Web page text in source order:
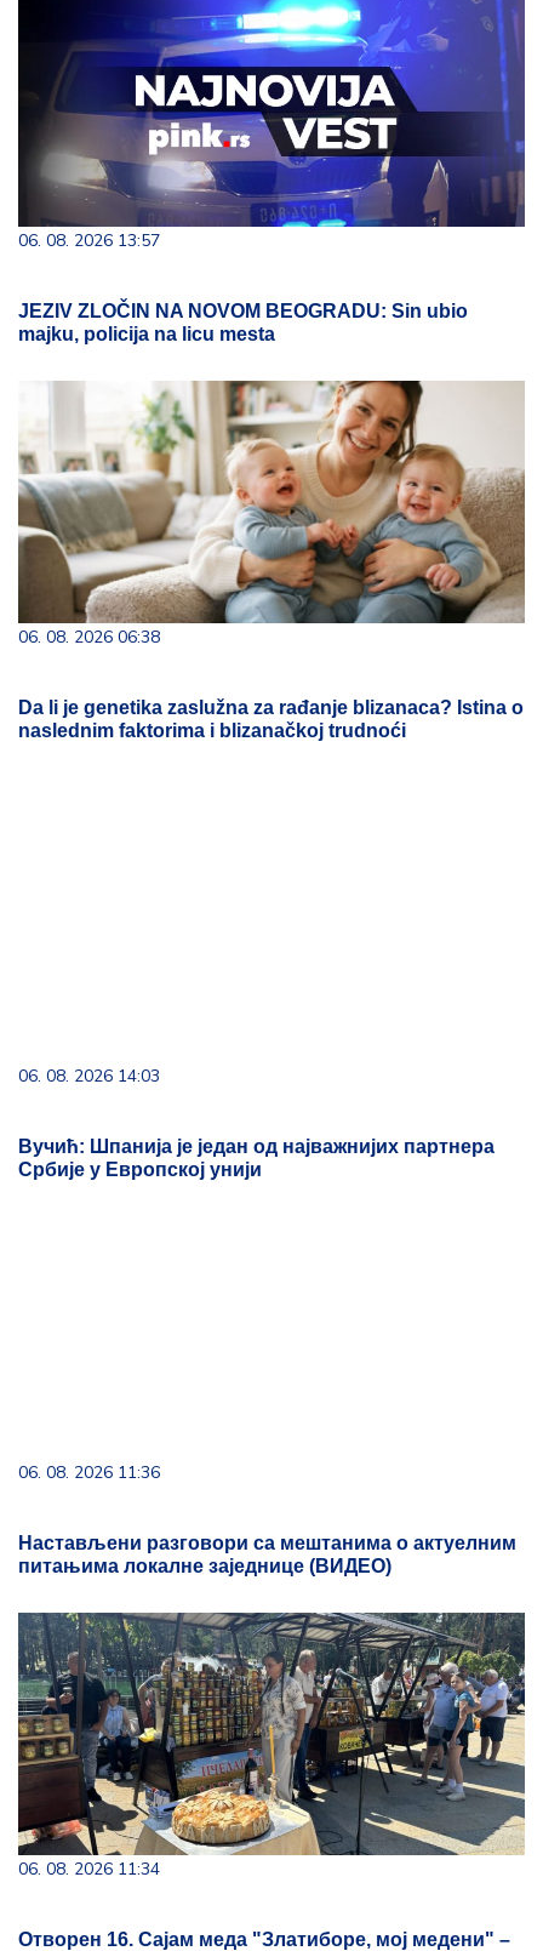
06. 08. 2026 13:57
JEZIV ZLOČIN NA NOVOM BEOGRADU: Sin ubio
majku, policija na licu mesta
06. 08. 2026 06:38
Da li je genetika zaslužna za rađanje blizanaca? Istina o
naslednim faktorima i blizanačkoj trudnoći
06. 08. 2026 14:03
Вучић: Шпанија је један од најважнијих партнера
Србије у Европској унији
06. 08. 2026 11:36
Настављени разговори са мештанима о актуелним
питањима локалне заједнице (ВИДЕО)
06. 08. 2026 11:34
Отворен 16. Сајам меда "Златиборе, мој медени" –